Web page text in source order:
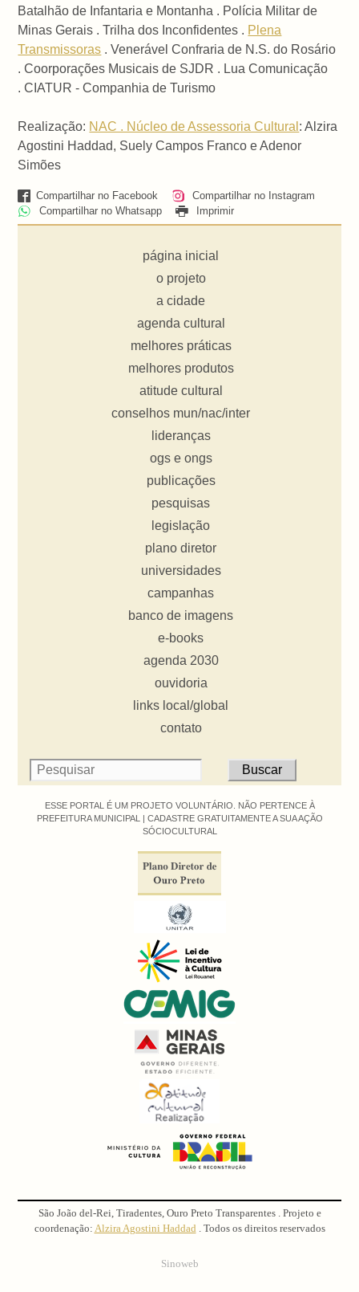
Batalhão de Infantaria e Montanha . Polícia Militar de
Minas Gerais . Trilha dos Inconfidentes . Plena
Transmissoras . Venerável Confraria de N.S. do Rosário
. Coorporações Musicais de SJDR . Lua Comunicação
.CIATUR - Companhia de Turismo
Realização: NAC . Núcleo de Assessoria Cultural : Alzira
Agostini Haddad, Suely Campos Franco e Adenor
Simões
Compartilhar no Facebook
Compartilhar no Instagram
Compartilhar no Whatsapp
Imprimir
página inicial
o projeto
a cidade
agenda cultural
melhores práticas
melhores produtos
atitude cultural
conselhos mun/nac/inter
lideranças
ogs e ongs
publicações
pesquisas
legislação
plano diretor
universidades
campanhas
banco de imagens
e-books
agenda 2030
ouvidoria
links local/global
contato
ESSE PORTAL É UM PROJETO VOLUNTÁRIO. NÃO PERTENCE À
PREFEITURA MUNICIPAL | CADASTRE GRATUITAMENTE A SUA AÇÃO
SÓCIOCULTURAL
São João del-Rei, Tiradentes, Ouro Preto Transparentes . Projeto e
coordenação: Alzira Agostini Haddad . Todos os direitos reservados
Sinoweb